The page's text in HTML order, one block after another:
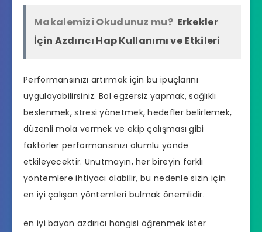
Makalemizi Okudunuz mu? Erkekler
İçin Azdırıcı Hap Kullanımı ve Etkileri
Performansınızı artırmak için bu ipuçlarını
uygulayabilirsiniz. Bol egzersiz yapmak, sağlıklı
beslenmek, stresi yönetmek, hedefler belirlemek,
düzenli mola vermek ve ekip çalışması gibi
faktörler performansınızı olumlu yönde
etkileyecektir. Unutmayın, her bireyin farklı
yöntemlere ihtiyacı olabilir, bu nedenle sizin için
en iyi çalışan yöntemleri bulmak önemlidir.
en iyi bayan azdırıcı hangisi öğrenmek ister